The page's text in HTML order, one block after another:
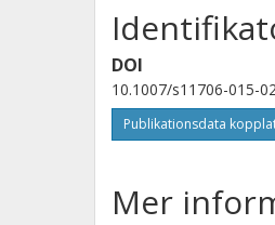
DOI
10.1007/s11706-015-
Publikationsdata
Mer